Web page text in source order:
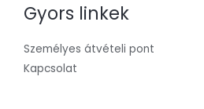
Gyors linkek
Személyes átvételi pont
Kapcsolat